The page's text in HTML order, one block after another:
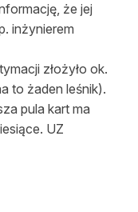
że jej
inżynierem
złożyło ok.
to żaden leśnik).
pula kart ma
UZ